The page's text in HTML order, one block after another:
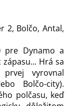
2, Bolčo, Antal,
pre Dynamo a
Hrá sa
vyrovnal
Bolčo-city).
polčasu, keď